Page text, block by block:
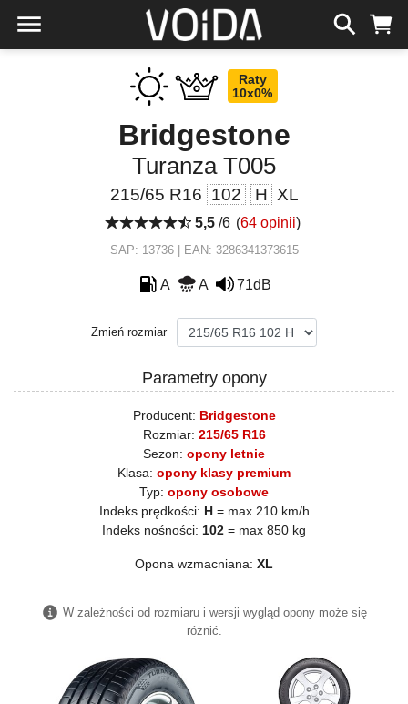
Raty
10x0%
Bridgestone
Turanza T005
215/65 R16 102 H XL
5,5/6 (64 opinii)
SAP: 13736 | EAN: 3286341373615
A A 71dB
Zmień rozmiar
Parametry opony
Producent: Bridgestone
Rozmiar: 215/65 R16
Sezon: opony letnie
Klasa: opony klasy premium
Typ: opony osobowe
Indeks prędkości: H= max 210 km/h
Indeks nośności: 102 = max 850 kg
Opona wzmacniana: XL
W zależności od rozmiaru i wersji wygląd opony może się
różnić.